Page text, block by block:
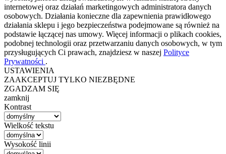
internetowej oraz działań marketingowych administratora danych
osobowych. Działania konieczne dla zapewnienia prawidłowego
działania sklepu i jego bezpieczeństwa podejmowane są również na
podstawie łączącej nas umowy. Więcej informacji o plikach cookies,
podobnej technologii oraz przetwarzaniu danych osobowych, w tym
przysługujących Ci prawach, znajdziesz w naszej Polityce
Prywatności .
USTAWIENIA
ZAAKCEPTUJ TYLKO NIEZBĘDNE
ZGADZAM SIĘ
zamknij
Kontrast
Wielkość tekstu
Wysokość linii